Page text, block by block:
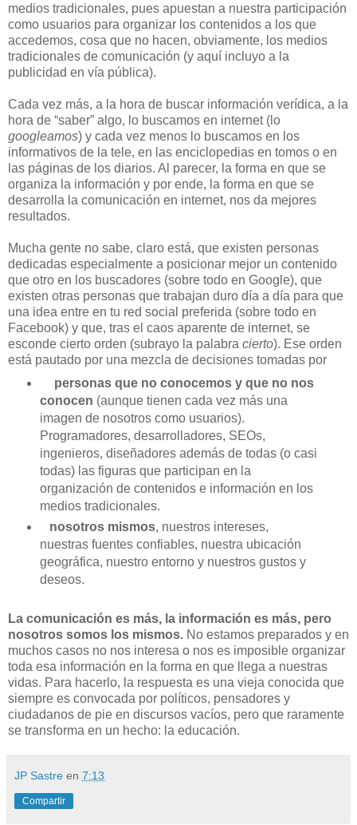
medios tradicionales, pues apuestan a nuestra participación
como usuarios para organizar los contenidos a los que
accedemos, cosa que no hacen, obviamente, los medios
tradicionales de comunicación (y aquí incluyo a la
publicidad en vía pública).
Cada vez más, a la hora de buscar información verídica, a la
hora de “saber” algo, lo buscamos en internet (lo
googleamos) y cada vez menos lo buscamos en los
informativos de la tele, en las enciclopedias en tomos o en
las páginas de los diarios. Al parecer, la forma en que se
organiza la información y por ende, la forma en que se
desarrolla la comunicación en internet, nos da mejores
resultados.
Mucha gente no sabe, claro está, que existen personas
dedicadas especialmente a posicionar mejor un contenido
que otro en los buscadores (sobre todo en Google), que
existen otras personas que trabajan duro día a día para que
una idea entre en tu red social preferida (sobre todo en
Facebook) y que, tras el caos aparente de internet, se
esconde cierto orden (subrayo la palabra cierto). Ese orden
está pautado por una mezcla de decisiones tomadas por
personas que no conocemos y que no nos
conocen (aunque tienen cada vez más una
imagen de nosotros como usuarios).
Programadores, desarrolladores, SEOs,
ingenieros, diseñadores además de todas (o casi
todas) las figuras que participan en la
organización de contenidos e información en los
medios tradicionales.
nosotros mismos, nuestros intereses,
nuestras fuentes confiables, nuestra ubicación
geográfica, nuestro entorno y nuestros gustos y
deseos.
La comunicación es más, la información es más, pero
nosotros somos los mismos. No estamos preparados y en
muchos casos no nos interesa o nos es imposible organizar
toda esa información en la forma en que llega a nuestras
vidas. Para hacerlo, la respuesta es una vieja conocida que
siempre es convocada por políticos, pensadores y
ciudadanos de pie en discursos vacíos, pero que raramente
se transforma en un hecho: la educación.
JP Sastre en 7:13
Compartir